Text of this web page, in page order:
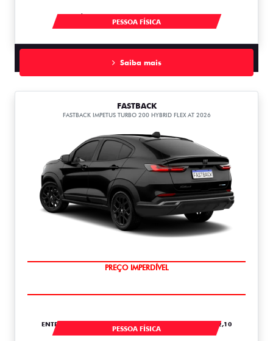
À VISTA A PARTIR DE R$ 99.990,00
PESSOA FÍSICA
Saiba mais
FASTBACK
FASTBACK IMPETUS TURBO 200 HYBRID FLEX AT 2026
OPORTUNIDADE
ENTRADA DE R$ 67.661,10 +24 PARCELAS DE R$ 6.152,10
PESSOA FÍSICA